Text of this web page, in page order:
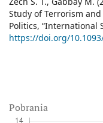
Pobrania
Study of Terrorism
Politics, “International
https://doi.org/